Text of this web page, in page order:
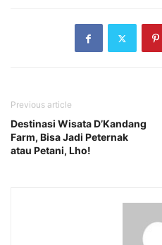
Previous article
Destinasi Wisata D’Kandang
Farm, Bisa Jadi Peternak
atau Petani, Lho!